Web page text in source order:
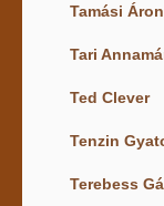
Tamási Áron
Tari
Ted Clever
Tenzin
Terebess